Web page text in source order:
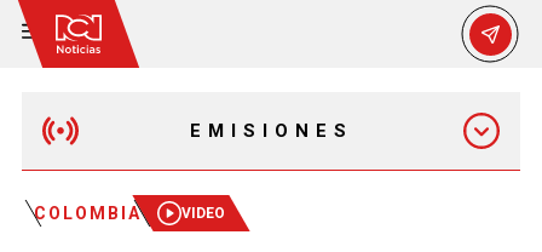
EMISIONES
MAÑANA EXPRESS
COLOMBIA VIDEO